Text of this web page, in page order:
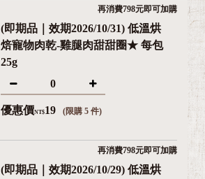
再消費798元即可加購
(即期品｜效期2026/10/31) 低溫烘
焙寵物肉乾-雞腿肉甜甜圈★ 每包
25g
優惠價NT$19 (限購 5 件)
再消費798元即可加購
(即期品｜效期2026/10/29) 低溫烘